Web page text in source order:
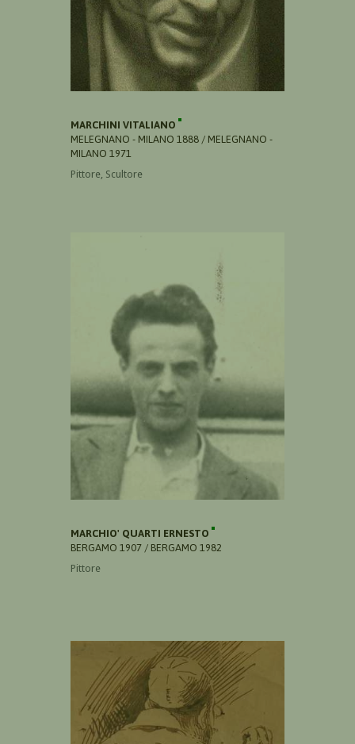
MARCHINI VITALIANO
MELEGNANO - MILANO 1888 / MELEGNANO -
MILANO 1971
Pittore, Scultore
MARCHIO' QUARTI ERNESTO
BERGAMO 1907 / BERGAMO 1982
Pittore